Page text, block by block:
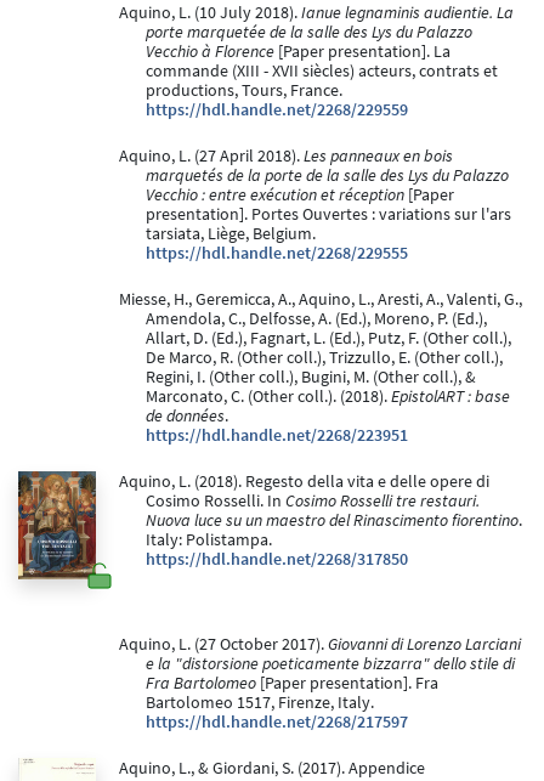
Aquino, L. (10 July 2018).Ianue legnaminis audientie. La
porte marquetée de la salle des Lys du Palazzo
Vecchio à Florence [Paper presentation]. La
commande (XIII - XVII siècles) acteurs, contrats et
productions, Tours, France.
https://hdl.handle.net/2268/229559
Aquino, L. (27 April 2018).Les panneaux en bois
marquetés de la porte de la salle des Lys du Palazzo
Vecchio : entre exécution et réception [Paper
presentation]. Portes Ouvertes : variations sur l'ars
tarsiata, Liège, Belgium.
https://hdl.handle.net/2268/229555
Miesse, H., Geremicca, A., Aquino, L., Aresti, A., Valenti, G.,
Amendola, C., Delfosse, A. (Ed.), Moreno, P. (Ed.),
Allart, D. (Ed.), Fagnart, L. (Ed.), Putz, F. (Other coll.),
De Marco, R. (Other coll.), Trizzullo, E. (Other coll.),
Regini, I. (Other coll.), Bugini, M. (Other coll.), &
Marconato, C. (Other coll.). (2018).EpistolART : base
de données.
https://hdl.handle.net/2268/223951
Aquino, L. (2018). Regesto della vita e delle opere di
Cosimo Rosselli. In Cosimo Rosselli tre restauri.
Nuova luce su un maestro del Rinascimento fiorentino.
Italy: Polistampa.
https://hdl.handle.net/2268/317850
Aquino, L. (27 October 2017).Giovanni di Lorenzo Larciani
e la "distorsione poeticamente bizzarra" dello stile di
Fra Bartolomeo [Paper presentation]. Fra
Bartolomeo 1517, Firenze, Italy.
https://hdl.handle.net/2268/217597
Aquino, L., & Giordani, S. (2017). Appendice